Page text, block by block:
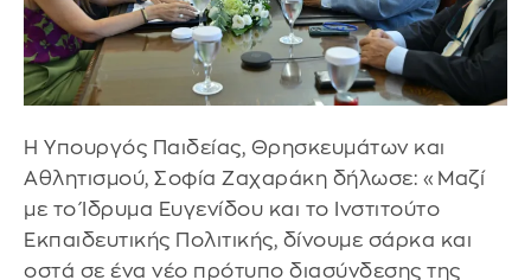
Η Υπουργός Παιδείας, Θρησκευμάτων και
Αθλητισμού, Σοφία Ζαχαράκη δήλωσε: «Μαζί
με το Ίδρυμα Ευγενίδου και το Ινστιτούτο
Εκπαιδευτικής Πολιτικής, δίνουμε σάρκα και
οστά σε ένα νέο πρότυπο διασύνδεσης της